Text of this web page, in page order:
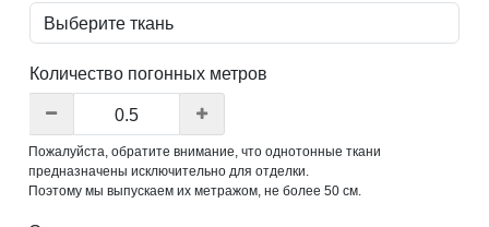
Количество погонных метров
Пожалуйста, обратите внимание, что однотонные ткани
предназначены исключительно для отделки.
Поэтому мы выпускаем их метражом, не более 50 см.